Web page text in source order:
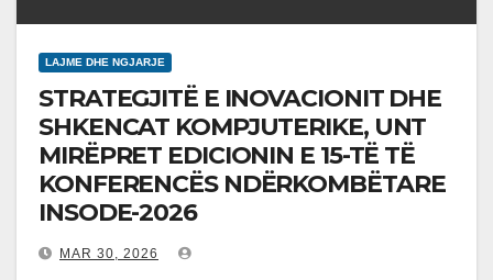
LAJME DHE NGJARJE
STRATEGJITË E INOVACIONIT DHE
SHKENCAT KOMPJUTERIKE, UNT
MIRËPRET EDICIONIN E 15-TË TË
KONFERENCËS NDËRKOMBËTARE
INSODE-2026
MAR 30, 2026